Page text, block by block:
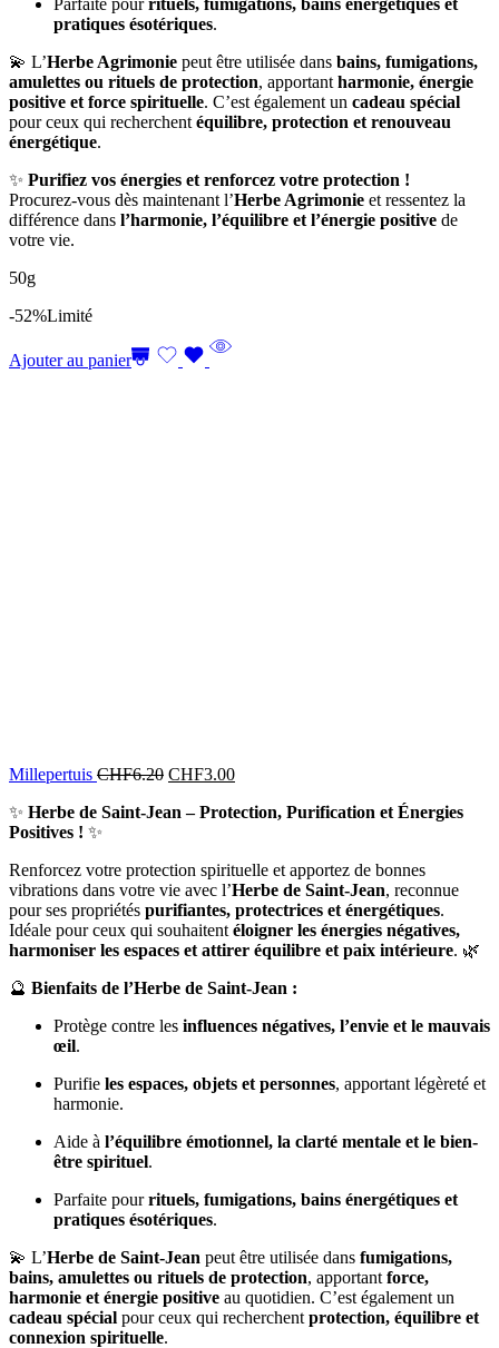
pratiques ésotériques.
💫 L’Herbe Agrimonie peut être utilisée dans bains, fumigations,
amulettes ou rituels de protection, apportant harmonie, énergie
positive et force spirituelle. C’est également un cadeau spécial
pour ceux qui recherchent équilibre, protection et renouveau
énergétique.
✨ Purifiez vos énergies et renforcez votre protection !
Procurez-vous dès maintenant l’Herbe Agrimonie et ressentez la
différence dans l’harmonie, l’équilibre et l’énergie positive de
votre vie.
50g
-52%Limité
Ajouter au panier
Millepertuis CHF6.20 CHF3.00
✨ Herbe de Saint-Jean – Protection, Purification et Énergies
Positives ! ✨
Renforcez votre protection spirituelle et apportez de bonnes
vibrations dans votre vie avec l’Herbe de Saint-Jean, reconnue
pour ses propriétés purifiantes, protectrices et énergétiques.
Idéale pour ceux qui souhaitent éloigner les énergies négatives,
harmoniser les espaces et attirer équilibre et paix intérieure. 🌿
🔮 Bienfaits de l’Herbe de Saint-Jean :
Protège contre les influences négatives, l’envie et le mauvais
œil.
Purifie les espaces, objets et personnes, apportant légèreté et
harmonie.
Aide à l’équilibre émotionnel, la clarté mentale et le bien-
être spirituel.
Parfaite pourrituels, fumigations, bains énergétiques et
pratiques ésotériques.
💫 L’Herbe de Saint-Jean peut être utilisée dans fumigations,
bains, amulettes ou rituels de protection, apportant force,
harmonie et énergie positive au quotidien. C’est également un
cadeau spécial pour ceux qui recherchent protection, équilibre et
connexion spirituelle.